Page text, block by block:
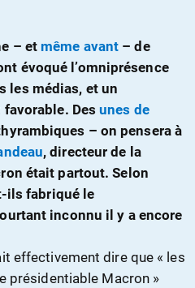
– et même avant – de
évoqué l’omniprésence
les médias, et un
favorable. Desunes de
– on pensera à
, directeur de la
était partout. Selon
ils fabriqué le
inconnu il y a encore
effectivement dire que « les
présidentiable Macron »